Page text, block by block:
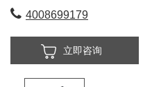
4008699179
立即咨询